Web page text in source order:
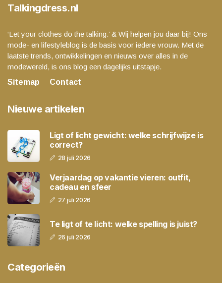
Talkingdress.nl
‘Let your clothes do the talking.’ & Wij helpen jou daar bij! Ons
mode- en lifestyleblog is de basis voor iedere vrouw. Met de
laatste trends, ontwikkelingen en nieuws over alles in de
modewereld, is ons blog een dagelijks uitstapje.
Sitemap
Contact
Nieuwe artikelen
Ligt of licht gewicht: welke schrijfwijze is
correct?
28 juli 2026
Verjaardag op vakantie vieren: outfit,
cadeau en sfeer
27 juli 2026
Te ligt of te licht: welke spelling is juist?
26 juli 2026
Categorieën